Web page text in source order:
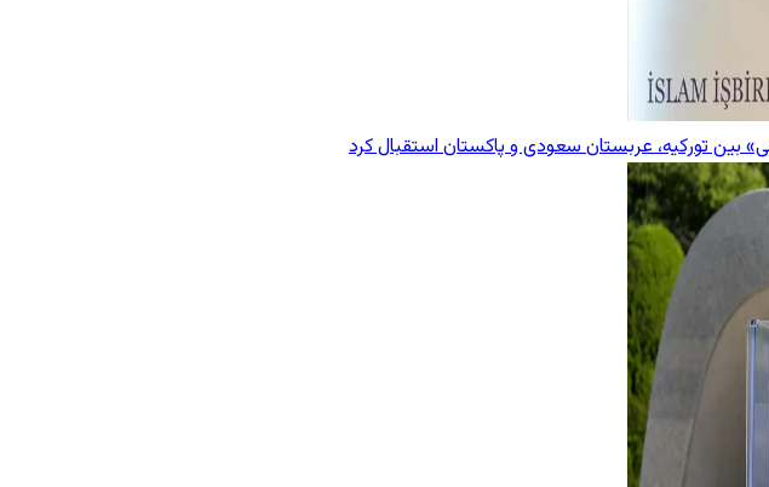
بین تورکیه، عربستان سعودی و پاکستان استقبال کرد